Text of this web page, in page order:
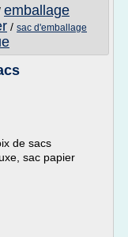
emballage
/ sac d'emballage
de sacs
sac papier